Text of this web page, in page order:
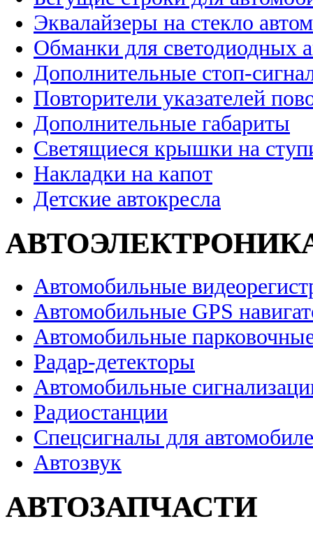
Эквалайзеры на стекло
Обманки для светодиодных
Дополнительные стоп-
Повторители указателей
Дополнительные габариты
Светящиеся крышки на
Накладки на капот
Детские автокресла
Автомобильные
Автомобильные GPS
Автомобильные
Радар-детекторы
Автомобильные
Радиостанции
Спецсигналы для
Автозвук
АВТОЗАПЧАСТИ